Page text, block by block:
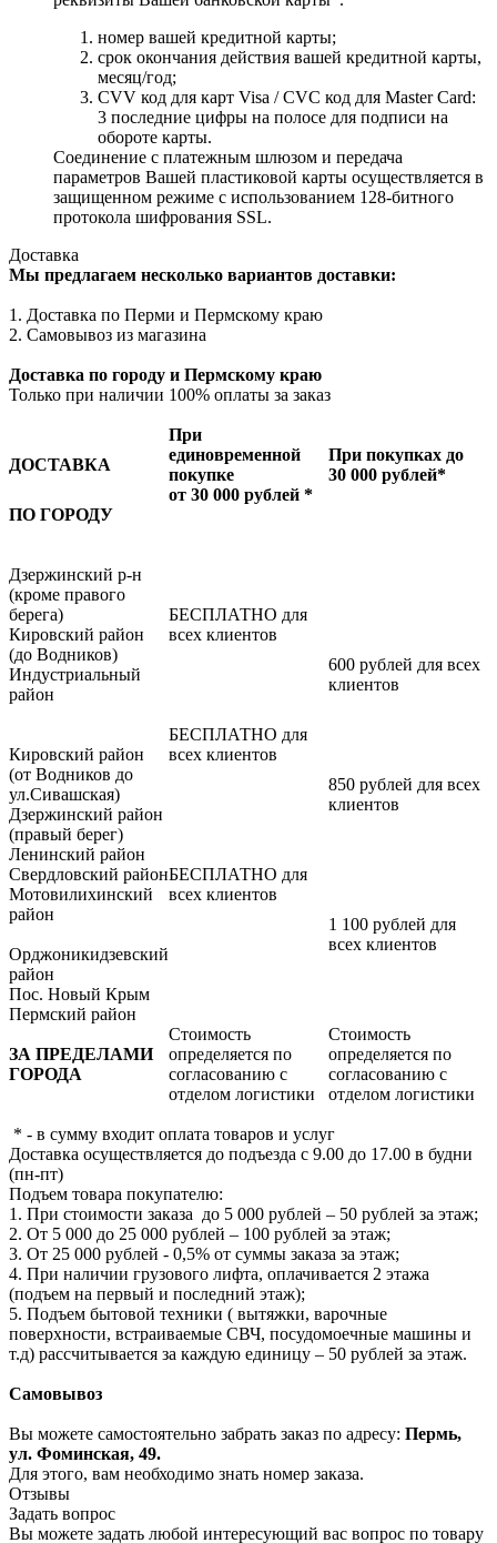
номер вашей кредитной карты;
cрок окончания действия вашей кредитной карты,
месяц/год;
CVV код для карт Visa / CVC код для Master Card:
3 последние цифры на полосе для подписи на
обороте карты.
Соединение с платежным шлюзом и передача
параметров Вашей пластиковой карты осуществляется в
защищенном режиме с использованием 128-битного
протокола шифрования SSL.
Доставка
Мы предлагаем несколько вариантов доставки:
1. Доставка по Перми и Пермскому краю
2. Самовывоз из магазина
Доставка по городу и Пермскому краю
Только при наличии 100% оплаты за заказ
ДОСТАВКА
При
единовременной
покупке
от 30 000 рублей *
При покупках до
30 000 рублей*
ПО ГОРОДУ
Дзержинский р-н
(кроме правого
берега)
Кировский район
(до Водников)
Индустриальный
район
Кировский район
(от Водников до
ул.Сивашская)
Дзержинский район
(правый берег)
Ленинский район
Свердловский район
Мотовилихинский
район
Орджоникидзевский
район
Пос. Новый Крым
Пермский район
БЕСПЛАТНО для
всех клиентов
БЕСПЛАТНО для
всех клиентов
БЕСПЛАТНО для
всех клиентов
600 рублей для всех
клиентов
850 рублей для всех
клиентов
1 100 рублей для
всех клиентов
ЗА ПРЕДЕЛАМИ
ГОРОДА
Стоимость
определяется по
согласованию с
отделом логистики
Стоимость
определяется по
согласованию с
отделом логистики
* - в сумму входит оплата товаров и услуг
Доставка осуществляется до подъезда с 9.00 до 17.00 в будни
(пн-пт)
Подъем товара покупателю:
1. При стоимости заказа до 5 000 рублей – 50 рублей за этаж;
2. От 5 000 до 25 000 рублей – 100 рублей за этаж;
3. От 25 000 рублей - 0,5% от суммы заказа за этаж;
4. При наличии грузового лифта, оплачивается 2 этажа
(подъем на первый и последний этаж);
5. Подъем бытовой техники ( вытяжки, варочные
поверхности, встраиваемые СВЧ, посудомоечные машины и
т.д) рассчитывается за каждую единицу – 50 рублей за этаж.
Самовывоз
Вы можете самостоятельно забрать заказ по адресу: Пермь,
ул. Фоминская, 49.
Для этого, вам необходимо знать номер заказа.
Отзывы
Задать вопрос
Вы можете задать любой интересующий вас вопрос по товару